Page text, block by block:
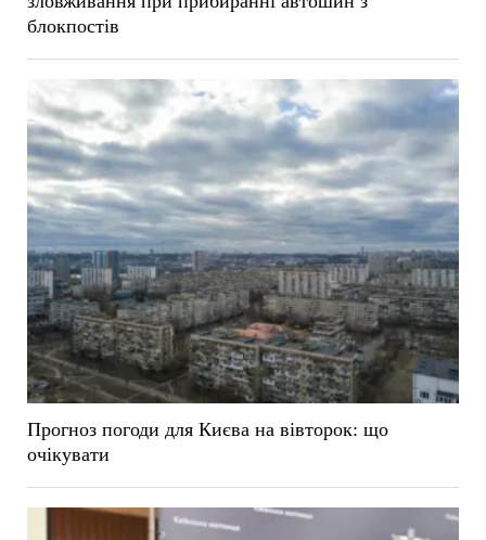
блокпостів
Прогноз погоди для Києва на вівторок: що
очікувати